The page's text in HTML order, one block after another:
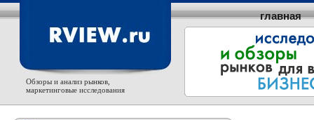
Обзоры и анализ рынков,
маркетинговые исследования
главная